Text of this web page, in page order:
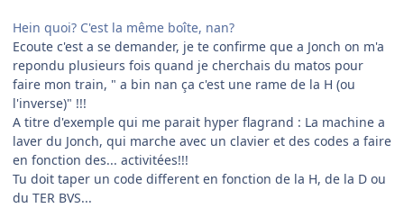
Hein quoi? C'est la même boîte, nan?
Ecoute c'est a se demander, je te confirme que a Jonch on m'a
repondu plusieurs fois quand je cherchais du matos pour
faire mon train, " a bin nan ça c'est une rame de la H (ou
l'inverse)" !!!
A titre d'exemple qui me parait hyper flagrand : La machine a
laver du Jonch, qui marche avec un clavier et des codes a faire
en fonction des... activitées!!!
Tu doit taper un code different en fonction de la H, de la D ou
du TER BVS...